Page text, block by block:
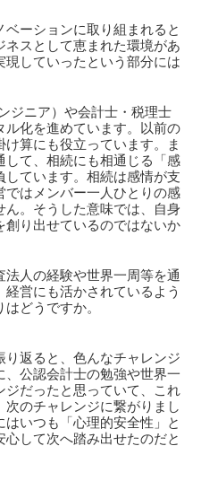
ーションに取り組まれると
ネスとして恵まれた環境があ
現していったという部分には
ジニア）や会計士・税理士
ル化を進めています。以前の
算にも役立っています。ま
して、相続にも相通じる「感
ています。相続は感情が支
はメンバー一人ひとりの感
。そうした意味では、自身
り出せているのではないか
人の経験や世界一周等を通
営にも活かされているよう
どうですか。
返ると、色んなチャレンジ
、公認会計士の勉強や世界一
ジだったと思っていて、これ
のチャレンジに繋がりまし
いつも「心理的安全性」と
して次へ踏み出せたのだと